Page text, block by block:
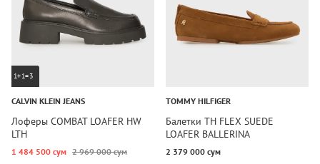
1+1=3
CALVIN KLEIN JEANS
Лоферы COMBAT LOAFER HW
LTH
1 484 500 сум 2 969 000 сум
TOMMY HILFIGER
Балетки TH FLEX SUEDE
LOAFER BALLERINA
2 379 000 сум